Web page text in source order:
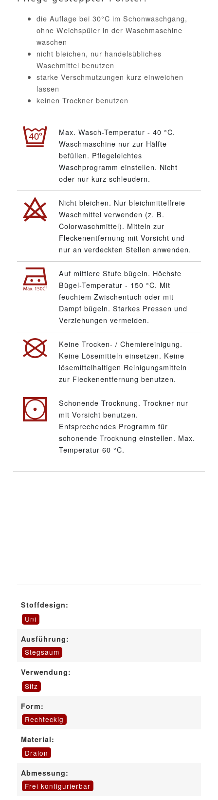
die Auflage bei 30°C im Schonwaschgang,
ohne Weichspüler in der Waschmaschine
waschen
nicht bleichen, nur handelsübliches
Waschmittel benutzen
starke Verschmutzungen kurz einweichen
lassen
keinen Trockner benutzen
Max. Wasch-Temperatur - 40 °C.
Waschmaschine nur zur Hälfte
befüllen. Pflegeleichtes
Waschprogramm einstellen. Nicht
oder nur kurz schleudern.
Nicht bleichen. Nur bleichmittelfreie
Waschmittel verwenden (z. B.
Colorwaschmittel). Mitteln zur
Fleckenentfernung mit Vorsicht und
nur an verdeckten Stellen anwenden.
Auf mittlere Stufe bügeln. Höchste
Bügel-Temperatur - 150 °C. Mit
feuchtem Zwischentuch oder mit
Dampf bügeln. Starkes Pressen und
Verziehungen vermeiden.
Keine Trocken- / Chemiereinigung.
Keine Lösemitteln einsetzen. Keine
lösemittelhaltigen Reinigungsmitteln
zur Fleckenentfernung benutzen.
Schonende Trocknung. Trockner nur
mit Vorsicht benutzen.
Entsprechendes Programm für
schonende Trocknung einstellen. Max.
Temperatur 60 °C.
Stoffdesign:
Uni
Ausführung:
Stegsaum
Verwendung:
Sitz
Form:
Rechteckig
Material:
Dralon
Abmessung:
Frei konfigurierbar